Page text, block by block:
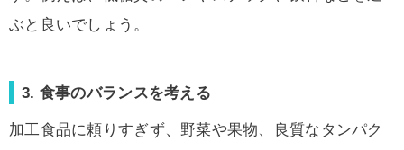
ぶと良いでしょう。
3. 食事のバランスを考える
加工食品に頼りすぎず、野菜や果物、良質なタンパク